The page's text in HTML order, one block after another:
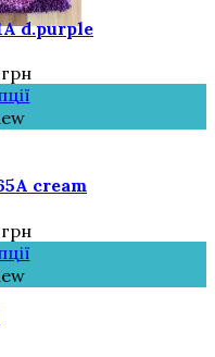
d.purple
грн
cream
грн